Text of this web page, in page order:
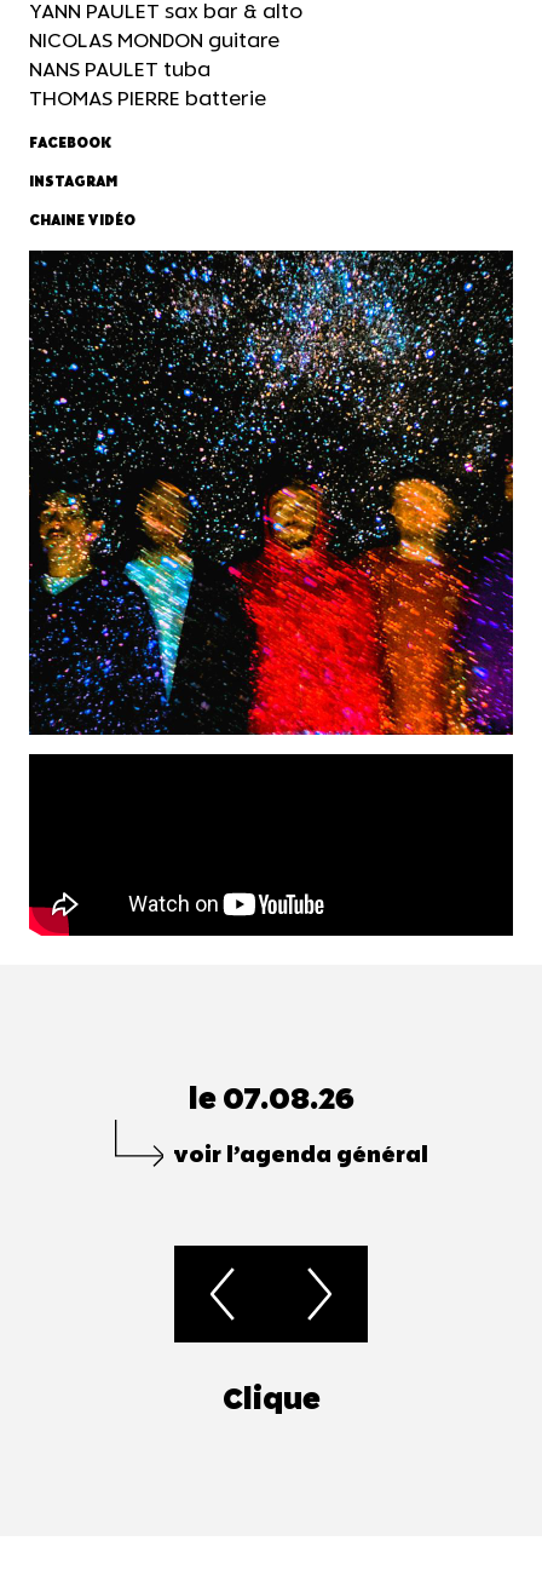
YANN PAULET sax bar & alto
NICOLAS MONDON guitare
NANS PAULET tuba
THOMAS PIERRE batterie
FACEBOOK
INSTAGRAM
CHAINE VIDÉO
le 07.08.26
voir l’agenda général
Clique